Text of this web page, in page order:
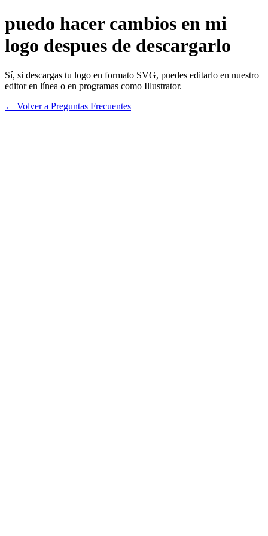
puedo hacer cambios en mi
logo despues de descargarlo
Sí, si descargas tu logo en formato SVG, puedes editarlo en nuestro
editor en línea o en programas como Illustrator.
← Volver a Preguntas Frecuentes